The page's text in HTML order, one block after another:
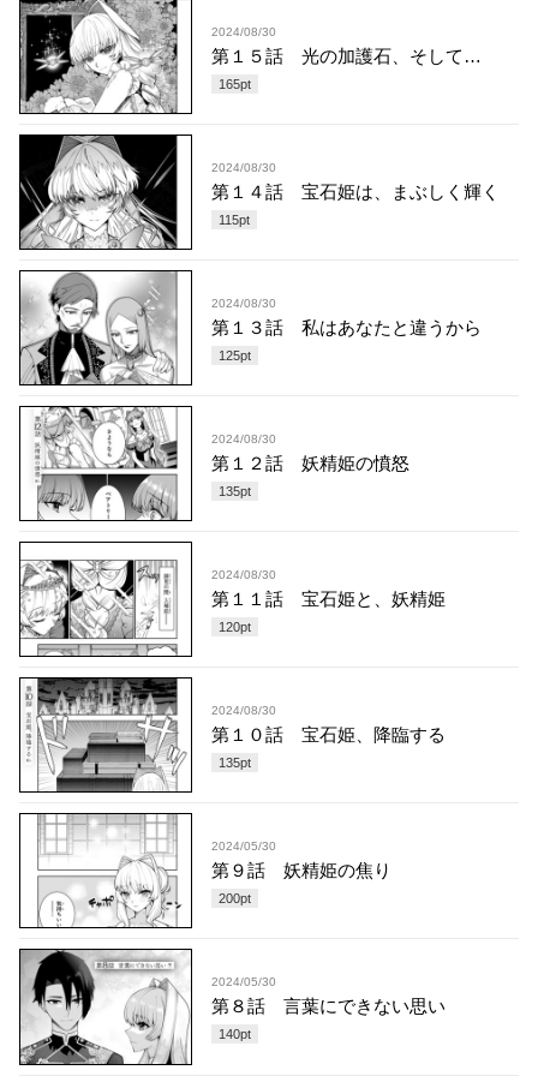
2024/08/30
第１５話 光の加護石、そして…
165pt
2024/08/30
第１４話 宝石姫は、まぶしく輝く
115pt
2024/08/30
第１３話 私はあなたと違うから
125pt
2024/08/30
第１２話 妖精姫の憤怒
135pt
2024/08/30
第１１話 宝石姫と、妖精姫
120pt
2024/08/30
第１０話 宝石姫、降臨する
135pt
2024/05/30
第９話 妖精姫の焦り
200pt
2024/05/30
第８話 言葉にできない思い
140pt